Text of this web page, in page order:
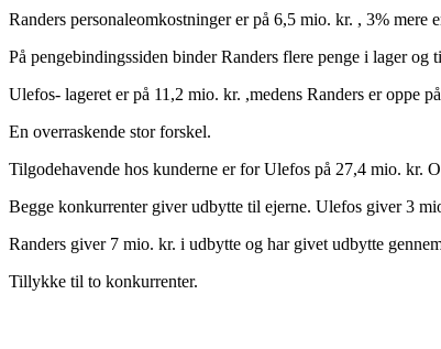
Randers personaleomkostninger er på 6,5 mio. kr. , 3% mere
På pengebindingssiden binder Randers flere penge i lager og
Ulefos- lageret er på 11,2 mio. kr. ,medens Randers er oppe
En overraskende stor forskel.
Tilgodehavende hos kunderne er for Ulefos på 27,4 mio. kr.
Begge konkurrenter giver udbytte til ejerne. Ulefos giver 3
Randers giver 7 mio. kr. i udbytte og har givet udbytte gennem
Tillykke til to konkurrenter.